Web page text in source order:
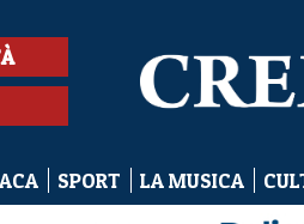
SPORT LA MUSICA